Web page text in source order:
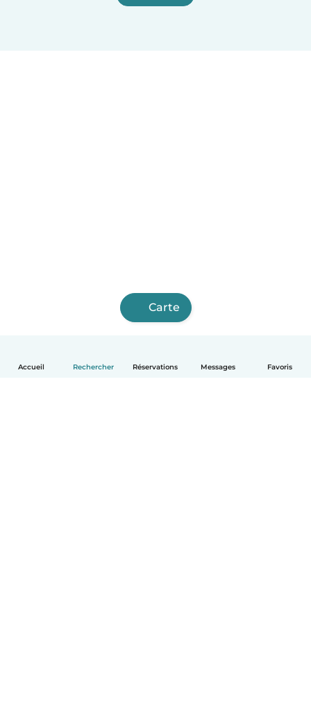
Accueil Rechercher Réservations Messages Favoris
Carte